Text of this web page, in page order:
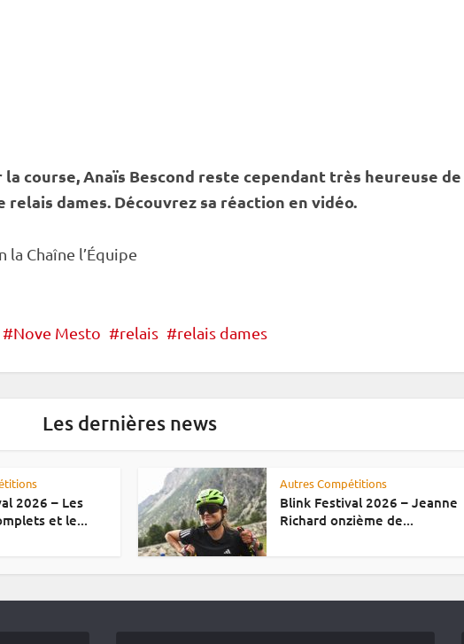
course, Anaïs Bescond reste cependant très heureuse de
relais dames. Découvrez sa réaction en vidéo.
la Chaîne l’Équipe
Nove Mesto relais relais dames
Les dernières news
2026 – Les
et le...
Autres Compétitions
Blink Festival 2026 – Jeanne
Richard onzième de...